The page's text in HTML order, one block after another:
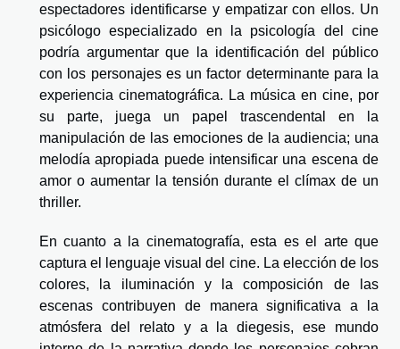
espectadores identificarse y empatizar con ellos. Un
psicólogo especializado en la psicología del cine
podría argumentar que la identificación del público
con los personajes es un factor determinante para la
experiencia cinematográfica. La música en cine, por
su parte, juega un papel trascendental en la
manipulación de las emociones de la audiencia; una
melodía apropiada puede intensificar una escena de
amor o aumentar la tensión durante el clímax de un
thriller.
En cuanto a la cinematografía, esta es el arte que
captura el lenguaje visual del cine. La elección de los
colores, la iluminación y la composición de las
escenas contribuyen de manera significativa a la
atmósfera del relato y a la diegesis, ese mundo